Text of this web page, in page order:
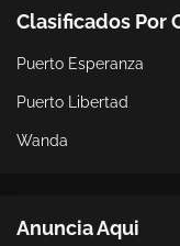
Clasificados Por
Puerto Esperanza
Puerto Libertad
Wanda
Anuncia Aqui